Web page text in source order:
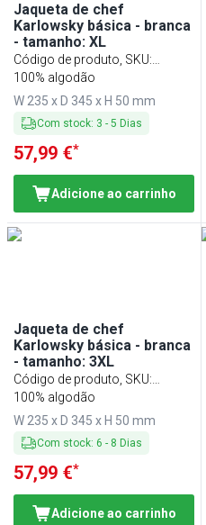
Jaqueta de chef
Karlowsky básica - branca
- tamanho: XL
Código de produto, SKU:
KJBXLK2W
100% algodão
W 235 x D 345 x H 50 mm
Com stock: 3 - 5 Dias
57,99 €*
Adicione ao carrinho
Jaqueta de chef
Karlowsky básica - branca
- tamanho: 3XL
Código de produto, SKU:
KJB3XLK2W
100% algodão
W 235 x D 345 x H 50 mm
Com stock: 6 - 8 Dias
57,99 €*
Adicione ao carrinho